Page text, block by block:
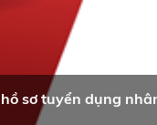
sơ tuyển dụng